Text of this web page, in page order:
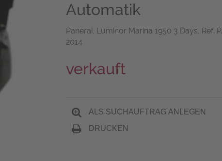
Automatik
Panerai, Luminor Marina 1950 3 Days, Ref.
2014
verkauft
ALS SUCHAUFTRAG ANLEGEN
DRUCKEN